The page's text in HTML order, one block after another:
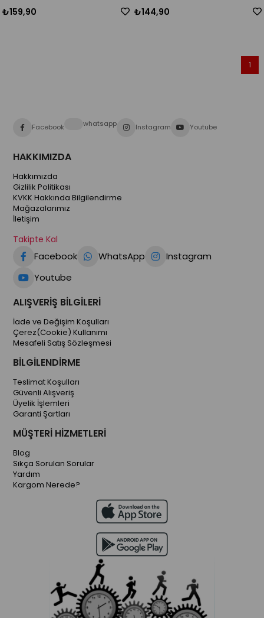
₺159,90 ₺144,90
1
Facebook whatsapp Instagram Youtube
HAKKIMIZDA
Hakkımızda
Gizlilik Politikası
KVKK Hakkında Bilgilendirme
Mağazalarımız
İletişim
Takipte Kal
Facebook WhatsApp
Instagram
Youtube
ALIŞVERİŞ BİLGİLERİ
İade ve Değişim Koşulları
Çerez(Cookie) Kullanımı
Mesafeli Satış Sözleşmesi
BİLGİLENDİRME
Teslimat Koşulları
Güvenli Alışveriş
Üyelik İşlemleri
Garanti Şartları
MÜŞTERİ HİZMETLERİ
Blog
Sıkça Sorulan Sorular
Yardım
Kargom Nerede?